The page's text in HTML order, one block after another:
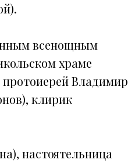
всенощным
храме
протоиерей Владимир
клирик
настоятельница